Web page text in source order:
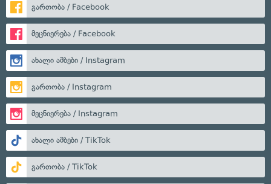
გართობა / Facebook
მეცნიერება / Facebook
ახალი ამბები / Instagram
გართობა / Instagram
მეცნიერება / Instagram
ახალი ამბები / TikTok
გართობა / TikTok